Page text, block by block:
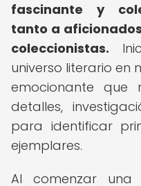
fascinante y
tanto a
coleccionistas.
universo literario en
emocionante que
detalles,
para identificar
ejemplares.
Al comenzar una